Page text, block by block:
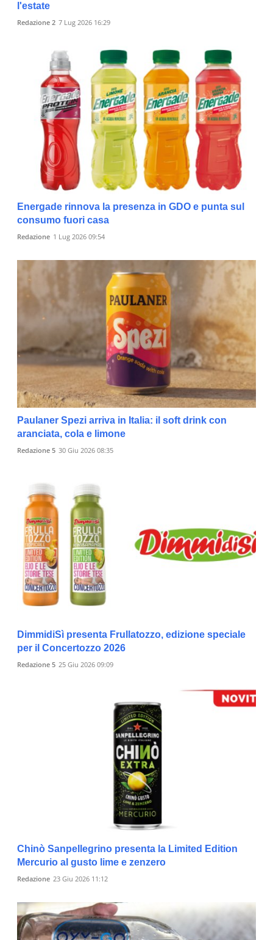
l'estate
Redazione 2 7 Lug 2026 16:29
Energade rinnova la presenza in GDO e punta sul
consumo fuori casa
Redazione 1 Lug 2026 09:54
Paulaner Spezi arriva in Italia: il soft drink con
aranciata, cola e limone
Redazione 5 30 Giu 2026 08:35
DimmidiSì presenta Frullatozzo, edizione speciale
per il Concertozzo 2026
Redazione 5 25 Giu 2026 09:09
Chinò Sanpellegrino presenta la Limited Edition
Mercurio al gusto lime e zenzero
Redazione 23 Giu 2026 11:12